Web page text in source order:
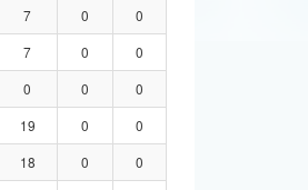
7 0
0
7 0
0
0 0
0
19 0
0
18 0
0